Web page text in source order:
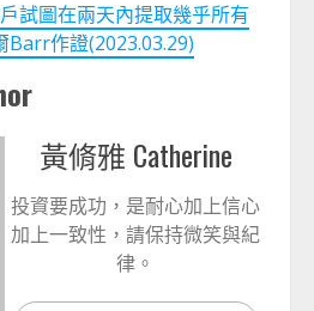
試圖在兩天內提取幾乎所有
Barr作證(2023.03.29)
黃脩雅 Catherine
投資要成功，是耐心加上信心
加上一致性，請保持微笑與紀
律。